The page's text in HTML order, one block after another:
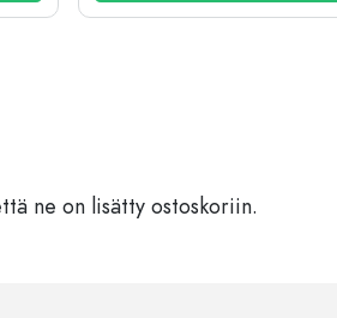
ne on lisätty ostoskoriin.